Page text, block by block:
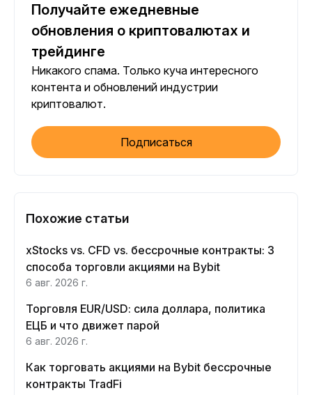
Получайте ежедневные
обновления о криптовалютах и
трейдинге
Никакого спама. Только куча интересного
контента и обновлений индустрии
криптовалют.
Подписаться
Похожие статьи
xStocks vs. CFD vs. бессрочные контракты: 3
способа торговли акциями на Bybit
6 авг. 2026 г.
Торговля EUR/USD: сила доллара, политика
ЕЦБ и что движет парой
6 авг. 2026 г.
Как торговать акциями на Bybit бессрочные
контракты TradFi